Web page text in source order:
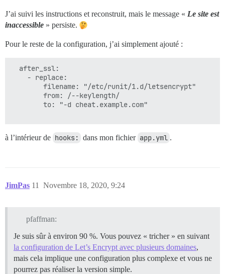
J’ai suivi les instructions et reconstruit, mais le message « Le site est
inaccessible » persiste.
Pour le reste de la configuration, j’ai simplement ajouté :
  after_ssl:
    - replace:
        filename: "/etc/runit/1.d/letsencrypt"
        from: /--keylength/
        to: "-d cheat.example.com"
à l’intérieur de hooks: dans mon fichier app.yml .
JimPas Novembre 18, 2020, 9:24
11
pfaffman:
Je suis sûr à environ 90 %. Vous pouvez « tricher » en suivant
la configuration de Let’s Encrypt avec plusieurs domaines,
mais cela implique une configuration plus complexe et vous ne
pourrez pas réaliser la version simple.